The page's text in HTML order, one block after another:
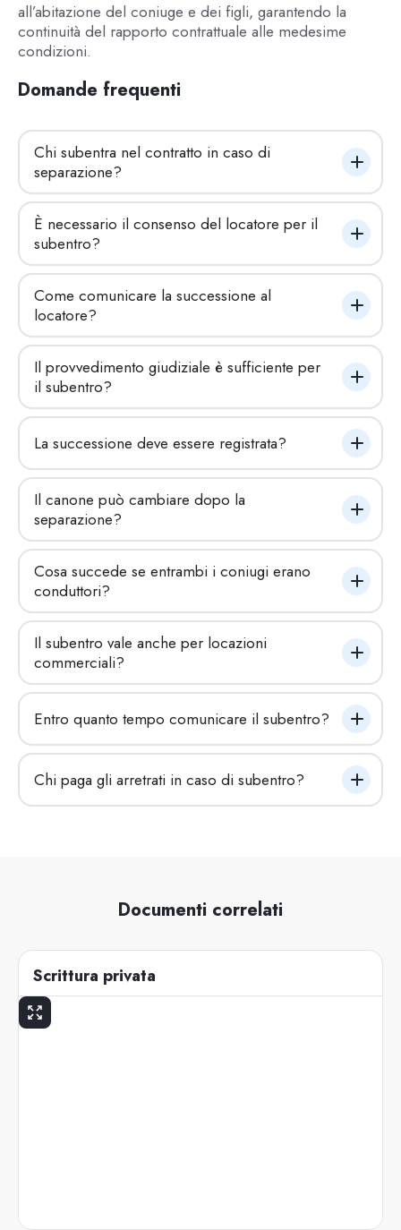
all’abitazione del coniuge e dei figli, garantendo la
continuità del rapporto contrattuale alle medesime
condizioni.
Domande frequenti
Chi subentra nel contratto in caso di
separazione?
È necessario il consenso del locatore per il
subentro?
Come comunicare la successione al
locatore?
Il provvedimento giudiziale è sufficiente per
il subentro?
La successione deve essere registrata?
Il canone può cambiare dopo la
separazione?
Cosa succede se entrambi i coniugi erano
conduttori?
Il subentro vale anche per locazioni
commerciali?
Entro quanto tempo comunicare il subentro?
Chi paga gli arretrati in caso di subentro?
Documenti correlati
Scrittura privata